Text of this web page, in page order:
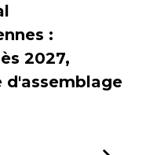
:
2027,
d'assemblage